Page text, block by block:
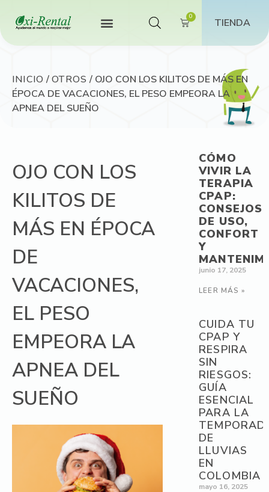
TIENDA
INICIO /OTROS / OJO CON LOS KILITOS DE MÁS EN
ÉPOCA DE VACACIONES, EL PESO EMPEORA LA
APNEA DEL SUEÑO
OJO CON LOS
KILITOS DE
MÁS EN ÉPOCA
DE
VACACIONES,
EL PESO
EMPEORA LA
APNEA DEL
SUEÑO
CÓMO
VIVIR LA
TERAPIA
CPAP:
CONSEJOS
DE USO,
CONFORT
Y
junio 17, 2025
LEER MÁS »
CUIDA TU
CPAP Y
RESPIRA
SIN
RIESGOS:
GUÍA
ESENCIAL
PARA LA
DE
LLUVIAS
EN
COLOMBIA
mayo 16, 2025